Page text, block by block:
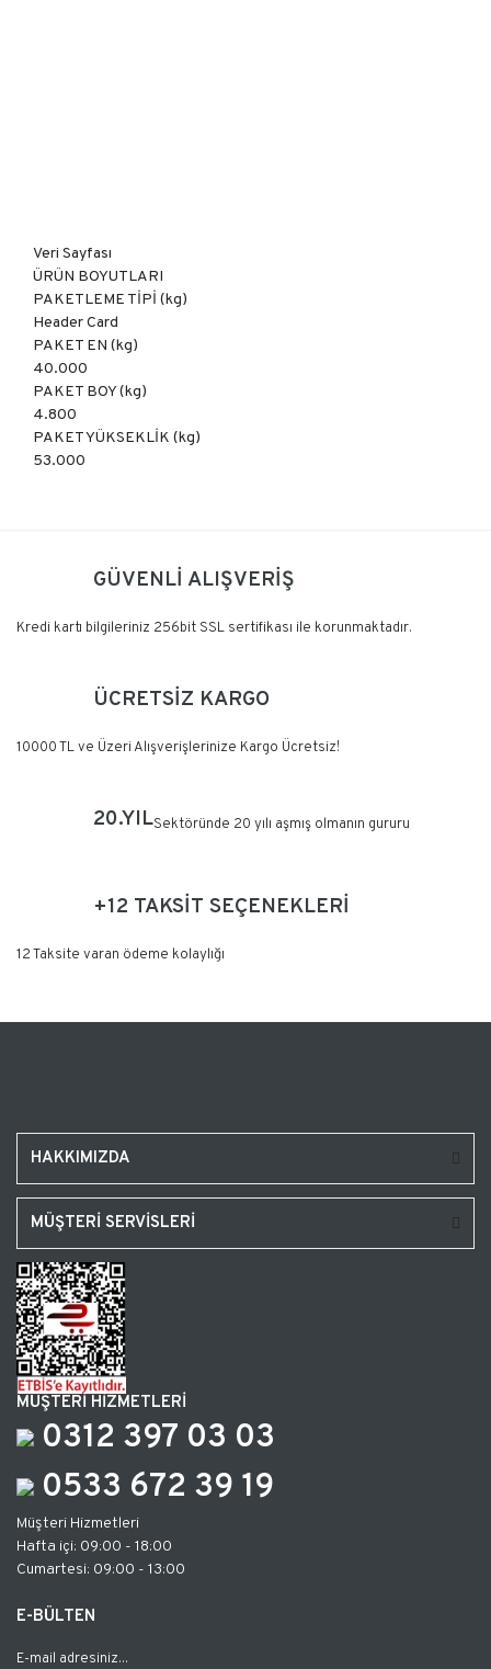
Veri Sayfası
ÜRÜN BOYUTLARI
PAKETLEME TİPİ (kg)
Header Card
PAKET EN (kg)
40.000
PAKET BOY (kg)
4.800
PAKET YÜKSEKLİK (kg)
53.000
Yorum Yaz
GÜVENLİ ALIŞVERİŞ
Kredi kartı bilgileriniz 256bit SSL sertifikası ile korunmaktadır.
ÜCRETSİZ KARGO
10000 TL ve Üzeri Alışverişlerinize Kargo Ücretsiz!
20.YILSektöründe 20 yılı aşmış olmanın gururu
+12 TAKSİT SEÇENEKLERİ
12 Taksite varan ödeme kolaylığı
HAKKIMIZDA
MÜŞTERİ SERVİSLERİ
MÜŞTERİ HİZMETLERİ
0312 397 03 03
0533 672 39 19
Müşteri Hizmetleri
Hafta içi: 09:00 - 18:00
Cumartesi: 09:00 - 13:00
E-BÜLTEN